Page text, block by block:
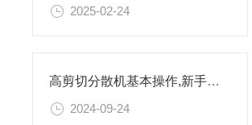
2025-02-24
高剪切分散机基本操作,新手不得不看！
2024-09-24